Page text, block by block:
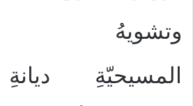
وتشويهُ
المسيحيّةِ